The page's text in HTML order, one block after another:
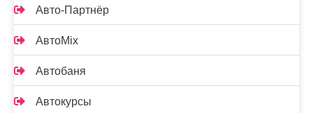
Авто-Партнёр
АвтоMix
Автобаня
Автокурсы